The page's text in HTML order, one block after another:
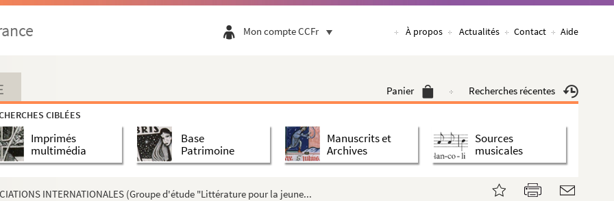
Mon compte CCFr À propos Actualités Contact Aide
Panier Recherches récentes
CIBLÉES
Imprimés
multimédia
Base
Patrimoine
Manuscrits et
Archives
Sources
musicales
INTERNATIONALES (Groupe d'étude "Littérature pour la jeune...
à Paris)